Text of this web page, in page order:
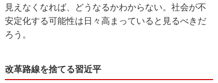
見えなくなれば、どうなるかわからない。社会が不
安定化する可能性は日々高まっていると見るべきだ
ろう。
改革路線を捨てる習近平